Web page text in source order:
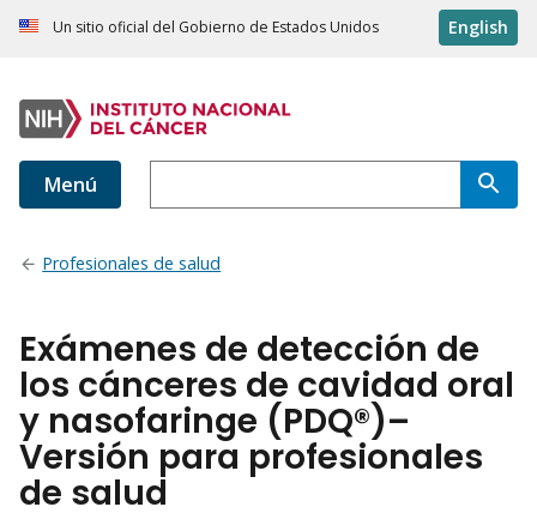
Un sitio oficial del Gobierno de Estados Unidos English
Menú
Profesionales de salud
Exámenes de detección de
los cánceres de cavidad oral
y nasofaringe (PDQ®)–
Versión para profesionales
de salud